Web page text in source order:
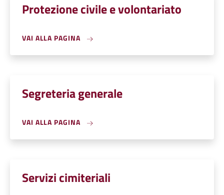
Protezione civile e volontariato
VAI ALLA PAGINA
Segreteria generale
VAI ALLA PAGINA
Servizi cimiteriali